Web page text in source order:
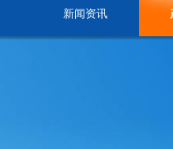
新闻资讯